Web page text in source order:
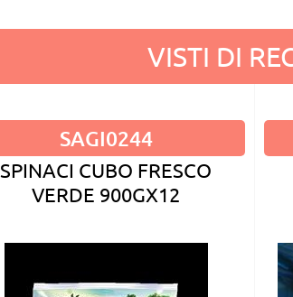
VISTI DI
SAGI0244
SPINACI CUBO FRESCO
VERDE 900GX12